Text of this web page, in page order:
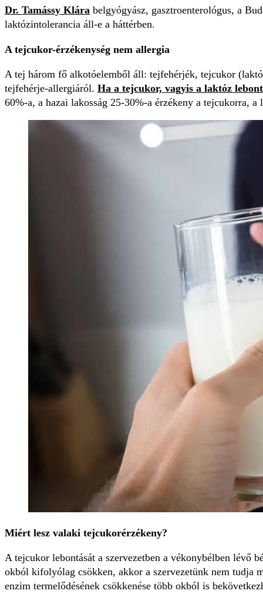
Dr. Tamássy Klára belgyógyász, gasztroenterológus, a
laktózintolerancia áll-e a háttérben.
A tejcukor-érzékenység nem allergia
A tej három fő alkotóelemből áll: tejfehérjék, tejcukor
tejfehérje-allergiáról. Ha a tejcukor, vagyis a laktóz
60%-a, a hazai lakosság 25-30%-a érzékeny a tejcukorra,
Miért lesz valaki tejcukorérzékeny?
A tejcukor lebontását a szervezetben a vékonybélben lévő
okból kifolyólag csökken, akkor a szervezetünk nem tudja
enzim termelődésének csökkenése több okból is